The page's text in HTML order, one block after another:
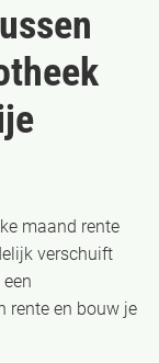
maand rente
verschuift
rente en bouw je